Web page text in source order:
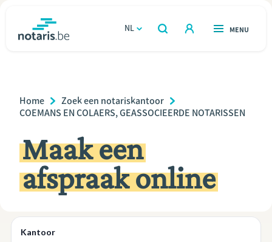
gaan
NL
OPEN
ZOEKEN
OPEN
MENU
Relatie & samenleven
Erven & schenken
Ondernemen
Breadcrumb
Home
Zoek een notariskantoor
COEMANS EN COLAERS, GEASSOCIEERDE NOTARISSEN
Maak een
afspraak online